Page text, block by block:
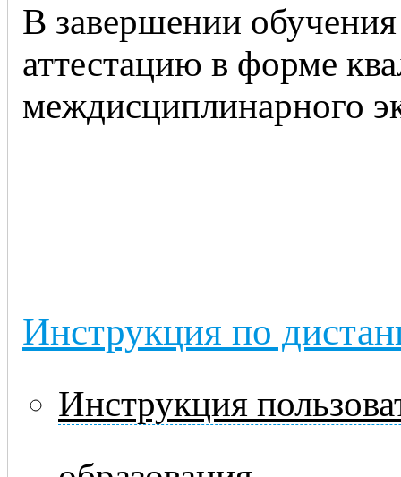
В завершении
аттестацию в форме
междисциплинарного
Инструкция по
Инструкция